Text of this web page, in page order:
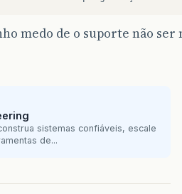
medo de o suporte não
sistemas confiáveis, escale
de...